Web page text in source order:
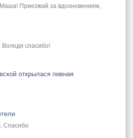
Приезжай за вдохновением,
спасибо!
открылася пивная
Спасибо